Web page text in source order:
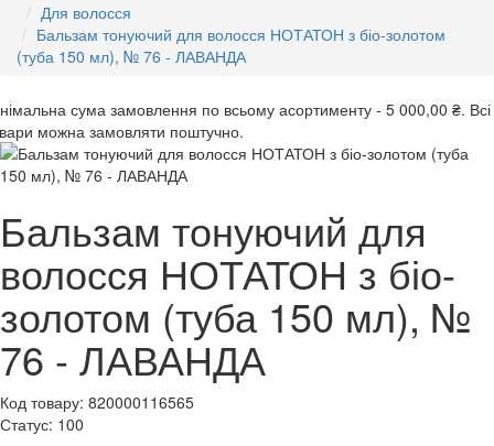
Для волосся
Бальзам тонуючий для волосся НОТАТОН з біо-золотом
(туба 150 мл), № 76 - ЛАВАНДА
сума замовлення по всьому асортименту - 5 000,00 ₴. Всі
можна замовляти поштучно.
Бальзам тонуючий для
волосся НОТАТОН з біо-
золотом (туба 150 мл), №
76 - ЛАВАНДА
Код товару: 820000116565
Статус: 100